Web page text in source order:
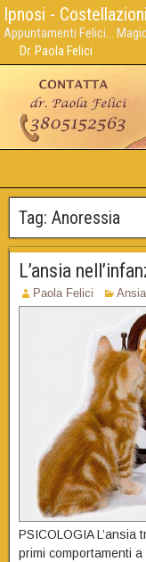
Ipnosi -
Appuntamenti Felici...
Dr. Paola Felici
Tag: Anoressia
L’ansia
Paola Felici Ansia
PSICOLOGIA L’ansia
primi comportamenti